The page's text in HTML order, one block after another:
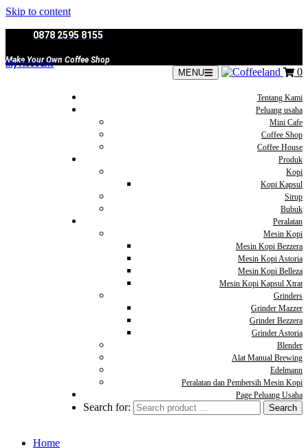
Skip to content
0878 2595 8155
Make Your Own Coffee Shop
My Account
MENU 0
Tentang Kami
Peluang usaha
Mini Cafe
Coffee Shop
Coffee House
Produk
Kopi
Kopi Kapsul
Sirup
Bubuk
Peralatan
Mesin Kopi
Mesin Kopi Bezzera
Mesin Kopi Astoria
Mesin Kopi Belleza
Mesin Kopi Kapsul Xtrat
Grinders
Grinder Mazzer
Grinder Bezzera
Grinder Astoria
Blender
Alat Manual Brewing
Edelmann
Peralatan dan Pembersih Mesin Kopi
Page Peluang Usaha
Search for:
Home